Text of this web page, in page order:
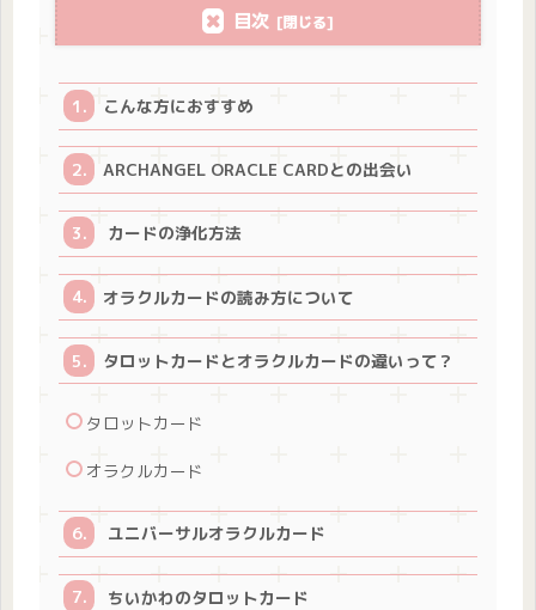
目次
こんな方におすすめ
ARCHANGEL ORACLE CARDとの出会い
カードの浄化方法
オラクルカードの読み方について
タロットカードとオラクルカードの違いって？
タロットカード
オラクルカード
ユニバーサルオラクルカード
ちいかわのタロットカード